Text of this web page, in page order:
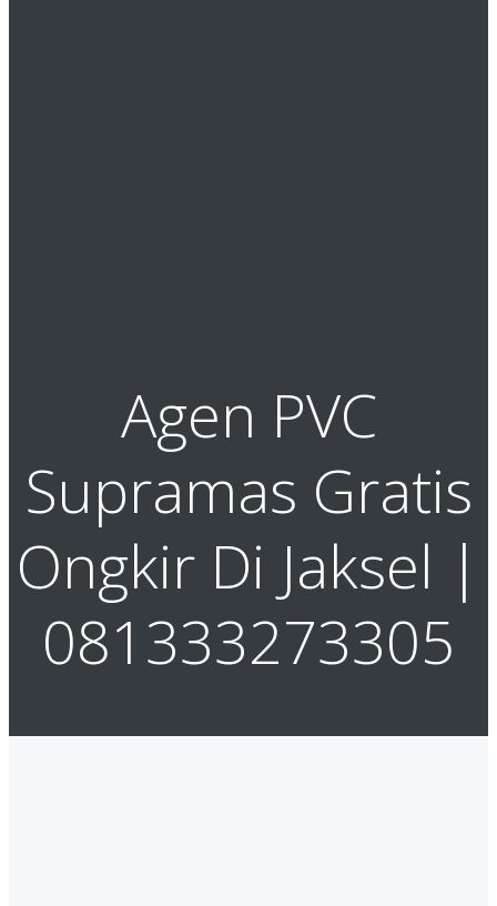
Agen PVC
Supramas Gratis
Ongkir Di Jaksel |
081333273305